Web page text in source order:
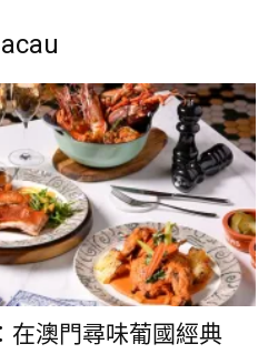
在澳門尋味葡國經典